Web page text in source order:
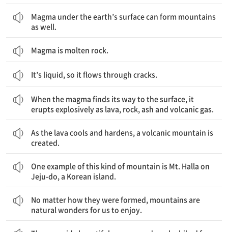
Magma under the earth’s surface can form mountains
as well.
Magma is molten rock.
It’s liquid, so it flows through cracks.
When the magma finds its way to the surface, it
erupts explosively as lava, rock, ash and volcanic gas.
As the lava cools and hardens, a volcanic mountain is
created.
One example of this kind of mountain is Mt. Halla on
Jeju-do, a Korean island.
No matter how they were formed, mountains are
natural wonders for us to enjoy.